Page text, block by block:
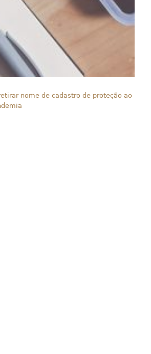
nome de cadastro de proteção ao